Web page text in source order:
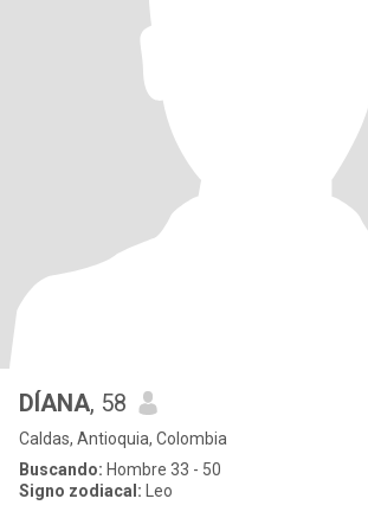
DÍANA, 58
Caldas, Antioquia, Colombia
Buscando: Hombre 33 - 50
Signo zodiacal: Leo